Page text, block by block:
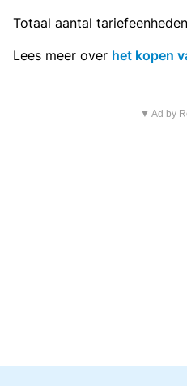
Totaal aantal tariefeenheden
Lees meer over het kopen
▼ Ad by